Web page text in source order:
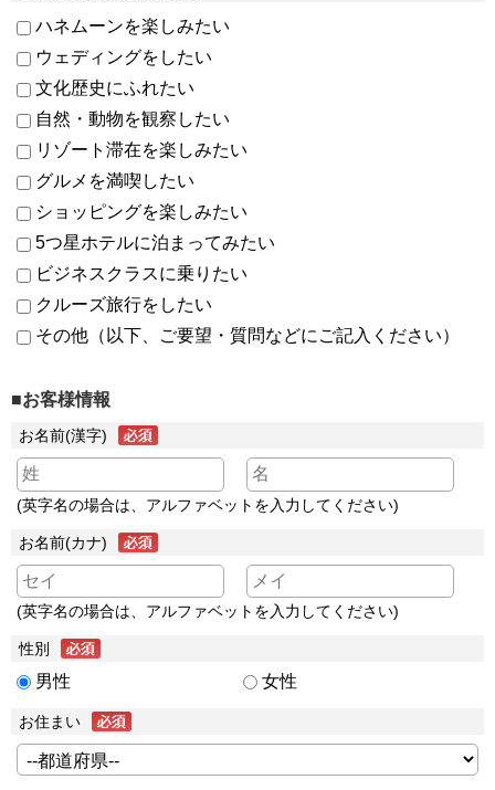
ハネムーンを楽しみたい
ウェディングをしたい
文化歴史にふれたい
自然・動物を観察したい
リゾート滞在を楽しみたい
グルメを満喫したい
ショッピングを楽しみたい
5つ星ホテルに泊まってみたい
ビジネスクラスに乗りたい
クルーズ旅行をしたい
その他（以下、ご要望・質問などにご記入ください）
■お客様情報
お名前(漢字)
(英字名の場合は、アルファベットを入力してください)
お名前(カナ)
(英字名の場合は、アルファベットを入力してください)
性別
男性 女性
お住まい